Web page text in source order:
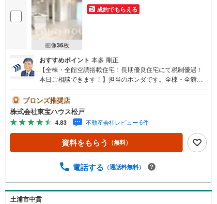
画像36枚
成約でもらえる
おすすめポイント 本多 剛正
【全棟・全館空調搭載住宅！長期優良住宅にて税制優遇！
本日ご相談できます！】担当のホンダです。全棟・全館空
遇！本日ご相談できます！■ご予約いただくとご見学がスム
ーズです！【営業時間9:00～21:00】ご見学希望のお客様:
右上の「室内・現地を見学する」をクリックして下さい。
資料請求希望のお客様:右上の「資料をもらう」をクリック
して下さい。【東宝ハウス松戸のポイント】（1）不動産の
ご提案から資金計画・ライフシミュレーションのご相談・
ご提案、購入前に知る「購入後の家族の生活」を「未来カ
「専属FPによるファイナンシャルライフサポート」・漠然
としたキャッシュフローのグラフ化、効果的な生命保険の
ブロンズ推奨店
株式会社東宝ハウス松戸
4.83 不動産会社レビュー 6件
資料をもらう （無料）
電話する （通話料無料）
土浦市中貫